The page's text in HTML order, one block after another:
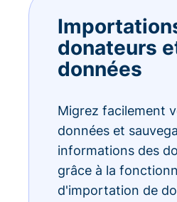
donateurs
données
Migrez facilement
données et
informations des
grâce à la
d'importation de